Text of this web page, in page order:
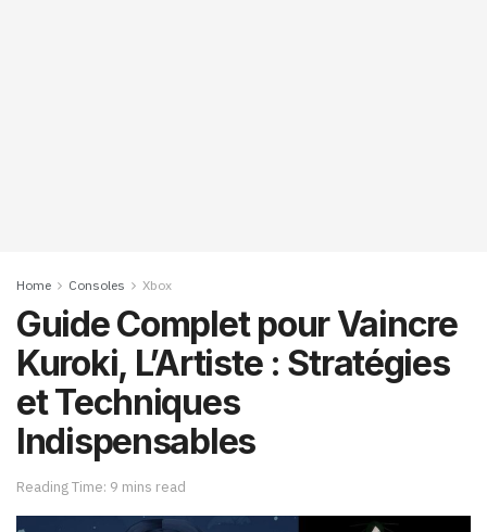
Home Consoles Xbox
Guide Complet pour Vaincre
Kuroki, L’Artiste : Stratégies
et Techniques
Indispensables
Reading Time: 9 mins read